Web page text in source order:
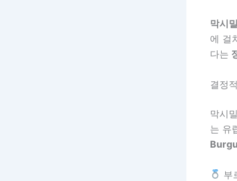
막시
에 걸
다는
결정
막시
는 유
부